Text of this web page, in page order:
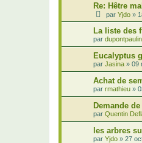
Re: Hêtre
par Yjdo »
La liste des
par
Eucalyptus
par Jasina » 09
Achat de
par rmathieu »
Demande
par Quentin
les arbres
par Yjdo » 27